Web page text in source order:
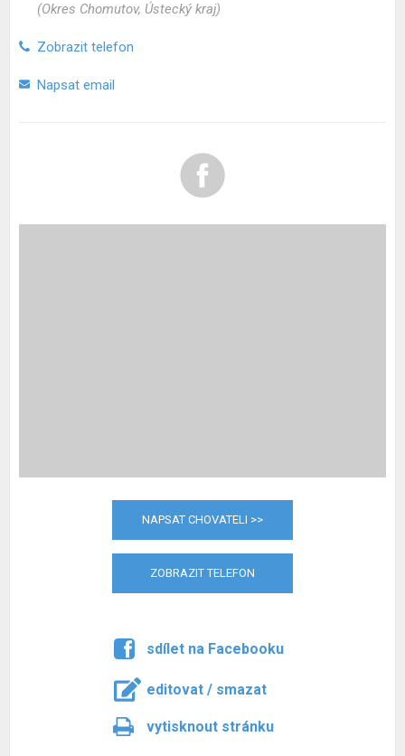
(Okres Chomutov, Ústecký kraj)
Zobrazit telefon
Napsat email
NAPSAT CHOVATELI >>
ZOBRAZIT TELEFON
sdílet na Facebooku
editovat / smazat
vytisknout stránku